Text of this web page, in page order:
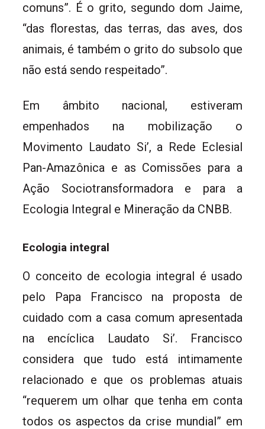
comuns”. É o grito, segundo dom Jaime,
“das florestas, das terras, das aves, dos
animais, é também o grito do subsolo que
não está sendo respeitado”.
Em âmbito nacional, estiveram
empenhados na mobilização o
Movimento Laudato Si’, a Rede Eclesial
Pan-Amazônica e as Comissões para a
Ação Sociotransformadora e para a
Ecologia Integral e Mineração da CNBB.
Ecologia integral
O conceito de ecologia integral é usado
pelo Papa Francisco na proposta de
cuidado com a casa comum apresentada
na encíclica Laudato Si’. Francisco
considera que tudo está intimamente
relacionado e que os problemas atuais
“requerem um olhar que tenha em conta
todos os aspectos da crise mundial” em